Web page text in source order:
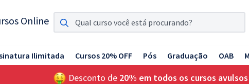
Ilimitada Cursos 20% OFF Pós Graduação OAB
Desconto de 20% em todos os cursos